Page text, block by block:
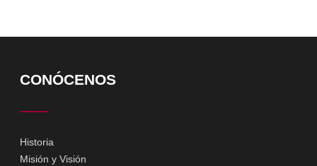
CONÓCENOS
Historia
Misión y Visión